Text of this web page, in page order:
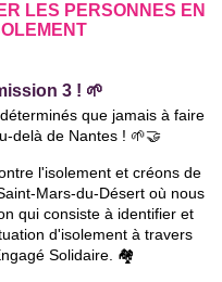
LES PERSONNES EN
3 ! 🌱
que jamais à faire
delà de Nantes ! 🌱🤝
l'isolement et créons de
Mars-du-Désert où nous
qui consiste à identifier et
d'isolement à travers
Solidaire. 🏘️